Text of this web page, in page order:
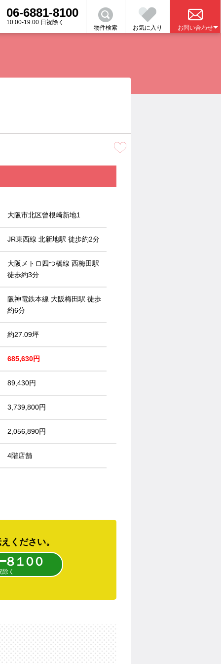
06-6881-8100
10:00-19:00 日祝除く
物件検索 お気に入り お問い合わせ
大阪市北区曾根崎新地1
JR東西線 北新地駅 徒歩約2分
大阪メトロ四つ橋線 西梅田駅
徒歩約3分
阪神電鉄本線 大阪梅田駅 徒歩
約6分
約27.09坪
685,630円
89,430円
3,739,800円
2,056,890円
4階店舗
ください。
８１００
く